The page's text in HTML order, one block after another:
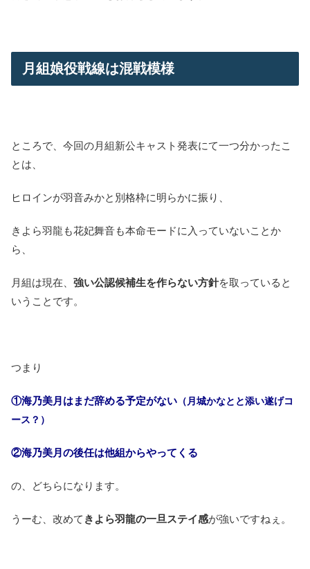
月組娘役戦線は混戦模様
ところで、今回の月組新公キャスト発表にて一つ分かったこ
とは、
ヒロインが羽音みかと別格枠に明らかに振り、
きよら羽龍も花妃舞音も本命モードに入っていないことか
ら、
月組は現在、 強い公認候補生を作らない方針を取っていると
いうことです。
つまり
①海乃美月はまだ辞める予定がない （月城かなとと添い遂げコ
ース？）
②海乃美月の後任は他組からやってくる
の、どちらになります。
うーむ、改めて きよら羽龍の一旦ステイ感が強いですねぇ。